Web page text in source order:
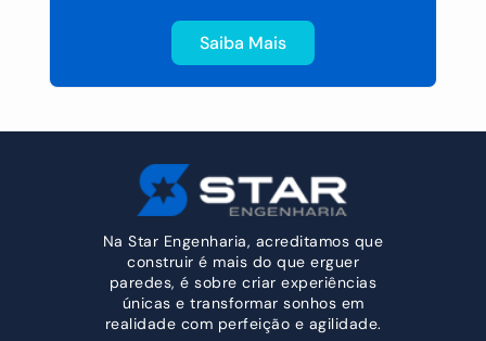
Saiba Mais
Na Star Engenharia, acreditamos que
construir é mais do que erguer
paredes, é sobre criar experiências
únicas e transformar sonhos em
realidade com perfeição e agilidade.